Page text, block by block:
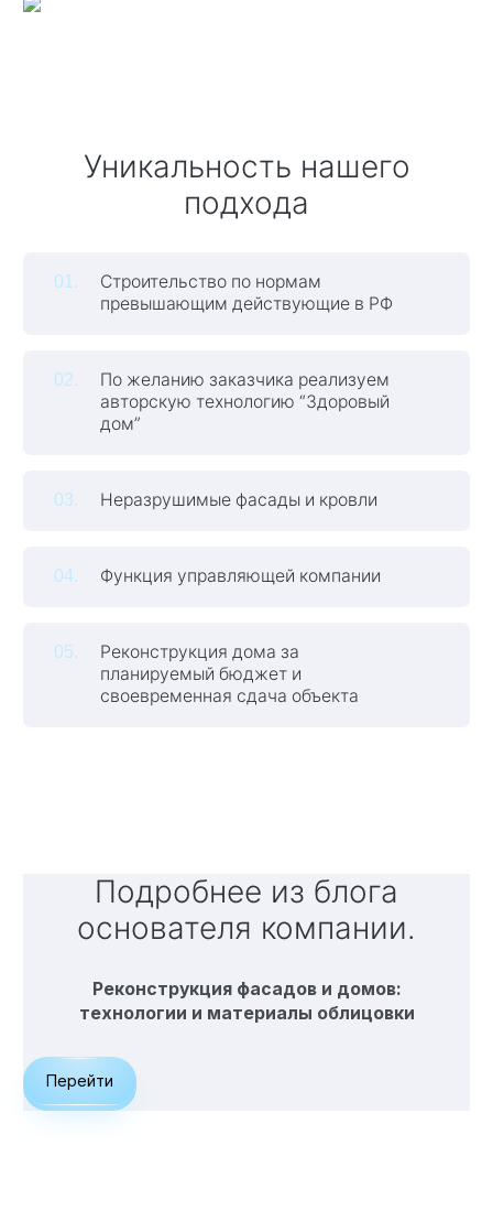
Уникальность нашего
подхода
Строительство по нормам
превышающим действующие в РФ
По желанию заказчика реализуем
авторскую технологию “Здоровый
дом”
Неразрушимые фасады и кровли
Функция управляющей компании
Реконструкция дома за
планируемый бюджет и
своевременная сдача объекта
Подробнее из блога
основателя компании.
Реконструкция фасадов и домов:
технологии и материалы облицовки
Перейти